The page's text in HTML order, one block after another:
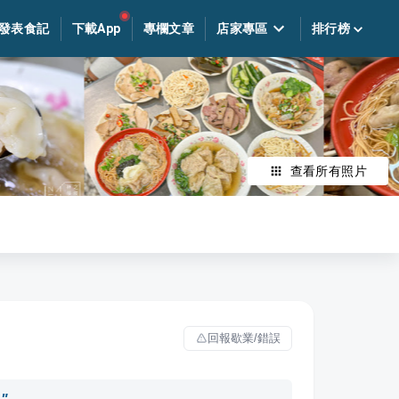
表食記 下載App 專欄文章 店家專區 排行榜
查看所有照片
回報歇業/錯誤